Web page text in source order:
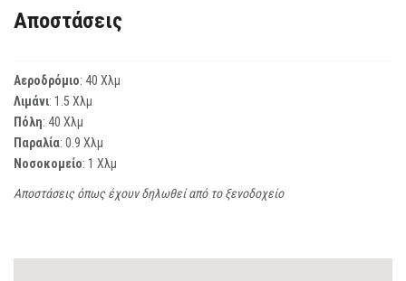
Αποστάσεις
Αεροδρόμιο: 40 Χλμ
Λιμάνι: 1.5 Χλμ
Πόλη: 40 Χλμ
Παραλία: 0.9 Χλμ
Νοσοκομείο: 1 Χλμ
Αποστάσεις όπως έχουν δηλωθεί από το ξενοδοχείο